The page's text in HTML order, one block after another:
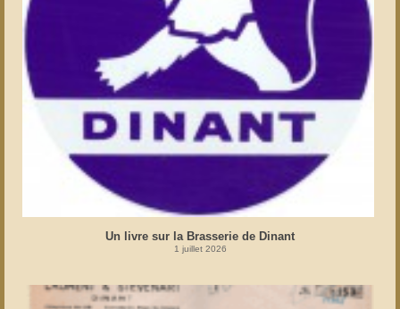
Un livre sur la Brasserie de Dinant
1 juillet 2026